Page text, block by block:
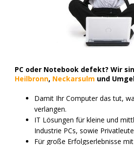
PC oder Notebook defekt? Wir
Heilbronn, Neckarsulm und
Damit Ihr Computer das tut,
verlangen.
IT Lösungen für kleine und
Industrie PCs, sowie
Für große Erfolgserlebnisse